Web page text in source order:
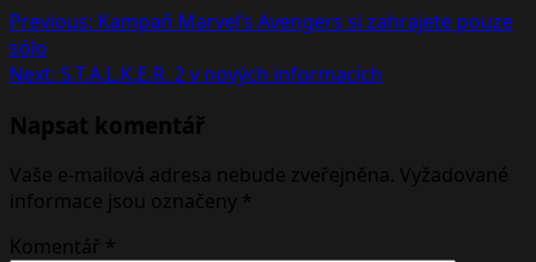
Post
navigation
Previous: Kampaň Marvel’s Avengers si zahrajete pouze
sólo
Next: S.T.A.L.K.E.R. 2 v nových informacích
Napsat komentář
Vaše e-mailová adresa nebude zveřejněna. Vyžadované
informace jsou označeny *
Komentář *